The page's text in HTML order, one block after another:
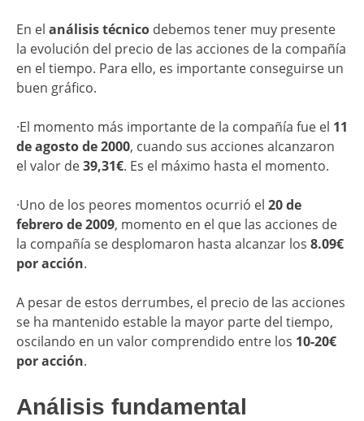
En el análisis técnico debemos tener muy presente
la evolución del precio de las acciones de la compañía
en el tiempo. Para ello, es importante conseguirse un
buen gráfico.
·El momento más importante de la compañía fue el 11
de agosto de 2000, cuando sus acciones alcanzaron
el valor de39,31€. Es el máximo hasta el momento.
·Uno de los peores momentos ocurrió el 20 de
febrero de 2009, momento en el que las acciones de
la compañía se desplomaron hasta alcanzar los 8.09€
por acción.
A pesar de estos derrumbes, el precio de las acciones
se ha mantenido estable la mayor parte del tiempo,
oscilando en un valor comprendido entre los 10-20€
por acción.
​Análisis fundamental